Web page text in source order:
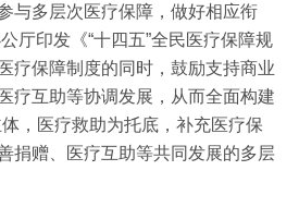
与多层次医疗保障，做好相应衔
厅印发《“十四五”全民医疗保障规
疗保障制度的同时，鼓励支持商业
疗互助等协调发展，从而全面构建
，医疗救助为托底，补充医疗保
捐赠、医疗互助等共同发展的多层